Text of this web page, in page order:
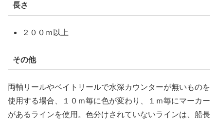
長さ
２００ｍ以上
その他
両軸リールやベイトリールで水深カウンターが無いものを
使用する場合、１０ｍ毎に色が変わり、１ｍ毎にマーカー
があるラインを使用。色分けされていないラインは、船長